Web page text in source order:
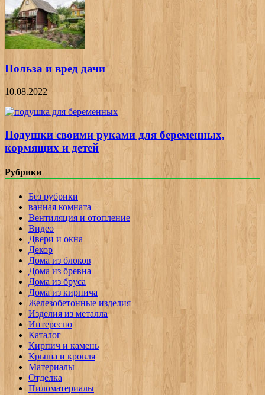
Польза и вред дачи
10.08.2022
Подушки своими руками для беременных,
кормящих и детей
Рубрики
Без рубрики
ванная комната
Вентиляция и отопление
Видео
Двери и окна
Декор
Дома из блоков
Дома из бревна
Дома из бруса
Дома из кирпича
Железобетонные изделия
Изделия из металла
Интересно
Каталог
Кирпич и камень
Крыша и кровля
Материалы
Отделка
Пиломатериалы